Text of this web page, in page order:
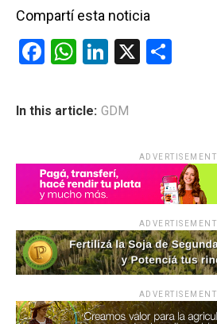
Compartí esta noticia
F
ce
o
k
W
at
p
p
Li
ke
X
ar
tir
In this article: GDM
ADVERTISEMENT
ADVERTISEMENT
ADVERTISEMENT